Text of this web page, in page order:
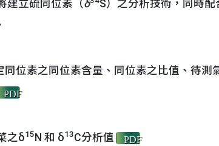
建立硫同位素（δ
S）之分析技術，同時
位素之同位素含量、同位素之比值、待測
PDF
之δ15N 和 δ13C分析值 PDF